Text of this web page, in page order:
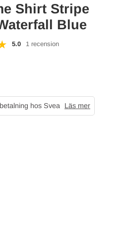
Shirt Stripe
Blue
5.0 1 recension
hos Svea Läs mer